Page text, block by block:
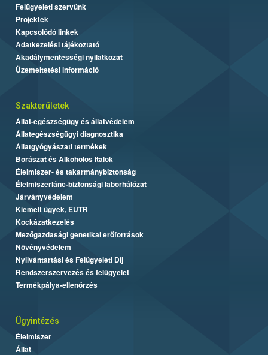
Felügyeleti szervünk
Projektek
Kapcsolódó linkek
Adatkezelési tájékoztató
Akadálymentességi nyilatkozat
Üzemeltetési információ
Szakterületek
Állat-egészségügy és állatvédelem
Állategészségügyi diagnosztika
Állatgyógyászati termékek
Borászat és Alkoholos Italok
Élelmiszer- és takarmánybiztonság
Élelmiszerlánc-biztonsági laborhálózat
Járványvédelem
Kiemelt ügyek, EUTR
Kockázatkezelés
Mezőgazdasági genetikai erőforrások
Növényvédelem
Nyilvántartási és Felügyeleti Díj
Rendszerszervezés és felügyelet
Termékpálya-ellenőrzés
Ügyintézés
Élelmiszer
Állat